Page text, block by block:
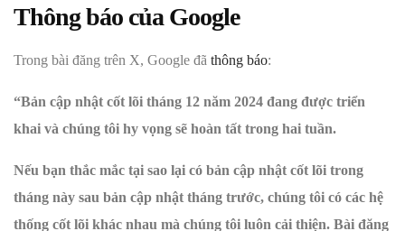
Thông báo của Google
Trong bài đăng trên X, Google đã thông báo:
“Bản cập nhật cốt lõi tháng 12 năm 2024 đang được triển
khai và chúng tôi hy vọng sẽ hoàn tất trong hai tuần.
Nếu bạn thắc mắc tại sao lại có bản cập nhật cốt lõi trong
tháng này sau bản cập nhật tháng trước, chúng tôi có các hệ
thống cốt lõi khác nhau mà chúng tôi luôn cải thiện. Bài đăng